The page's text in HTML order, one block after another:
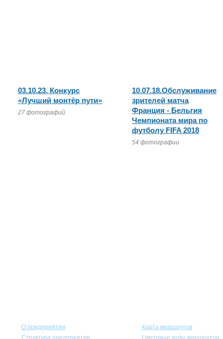
03.10.23. Конкурс
«Лучший монтёр пути»
27 фотографий
10.07.18.Обслуживание
зрителей матча
Франция - Бельгия
Чемпионата мира по
футболу FIFA 2018
54 фотографии
О предприятии
Структура предприятия
Карта маршрутов
Цветовые коды маршрутов